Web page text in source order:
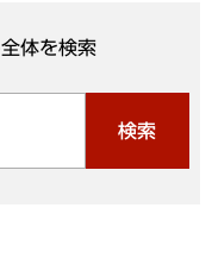
体を検索
検索